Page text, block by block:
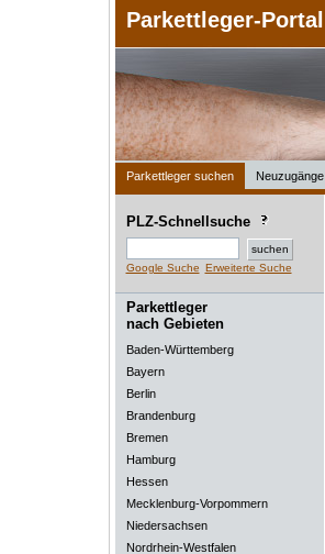
Parkettleger-Portal
Parkettleger suchen Neuzugänge
PLZ-Schnellsuche
Google Suche Erweiterte Suche
Parkettleger
nach Gebieten
Baden-Württemberg
Bayern
Berlin
Brandenburg
Bremen
Hamburg
Hessen
Mecklenburg-Vorpommern
Niedersachsen
Nordrhein-Westfalen